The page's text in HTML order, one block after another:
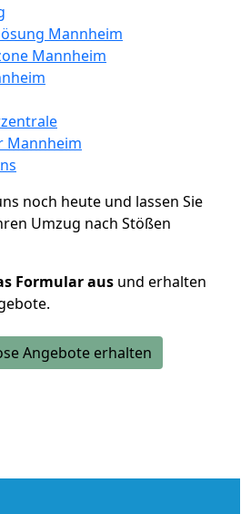
Mannheim
Mannheim
Mannheim
noch heute und lassen Sie
Umzug nach Stößen
Formular aus und erhalten
Angebote erhalten